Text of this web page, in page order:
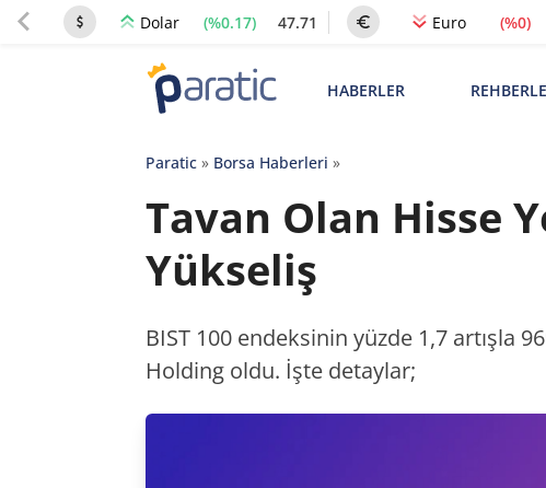
Dolar (%0.17) 47.71 Euro (%0)
HABERLER
Paratic» Borsa Haberleri »
Tavan Olan Hisse
Yükseliş
BIST 100 endeksinin yüzde 1,7 artışla
Holding oldu. İşte detaylar;